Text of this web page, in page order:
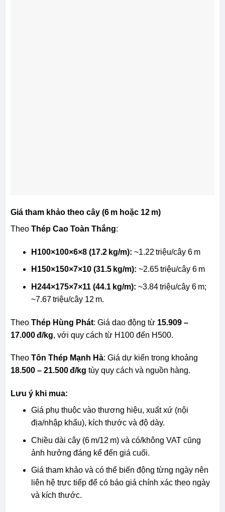
Giá tham khảo theo cây (6 m hoặc 12 m)
Theo Thép Cao Toàn Thắng:
H100×100×6×8 (17.2 kg/m): ~1.22 triệu/cây 6 m
H150×150×7×10 (31.5 kg/m): ~2.65 triệu/cây 6 m
H244×175×7×11 (44.1 kg/m): ~3.84 triệu/cây 6 m;
~7.67 triệu/cây 12 m.
Theo Thép Hùng Phát: Giá dao động từ 15.909 –
17.000 đ/kg, với quy cách từ H100 đến H500.
Theo Tôn Thép Mạnh Hà: Giá dự kiến trong khoảng
18.500 – 21.500 đ/kg tùy quy cách và nguồn hàng.
Lưu ý khi mua:
Giá phụ thuộc vào thương hiệu, xuất xứ (nội
địa/nhập khẩu), kích thước và độ dày.
Chiều dài cây (6 m/12 m) và có/không VAT cũng
ảnh hưởng đáng kể đến giá cuối.
Giá tham khảo và có thể biến động từng ngày nên
liên hệ trực tiếp để có báo giá chính xác theo ngày
và kích thước.